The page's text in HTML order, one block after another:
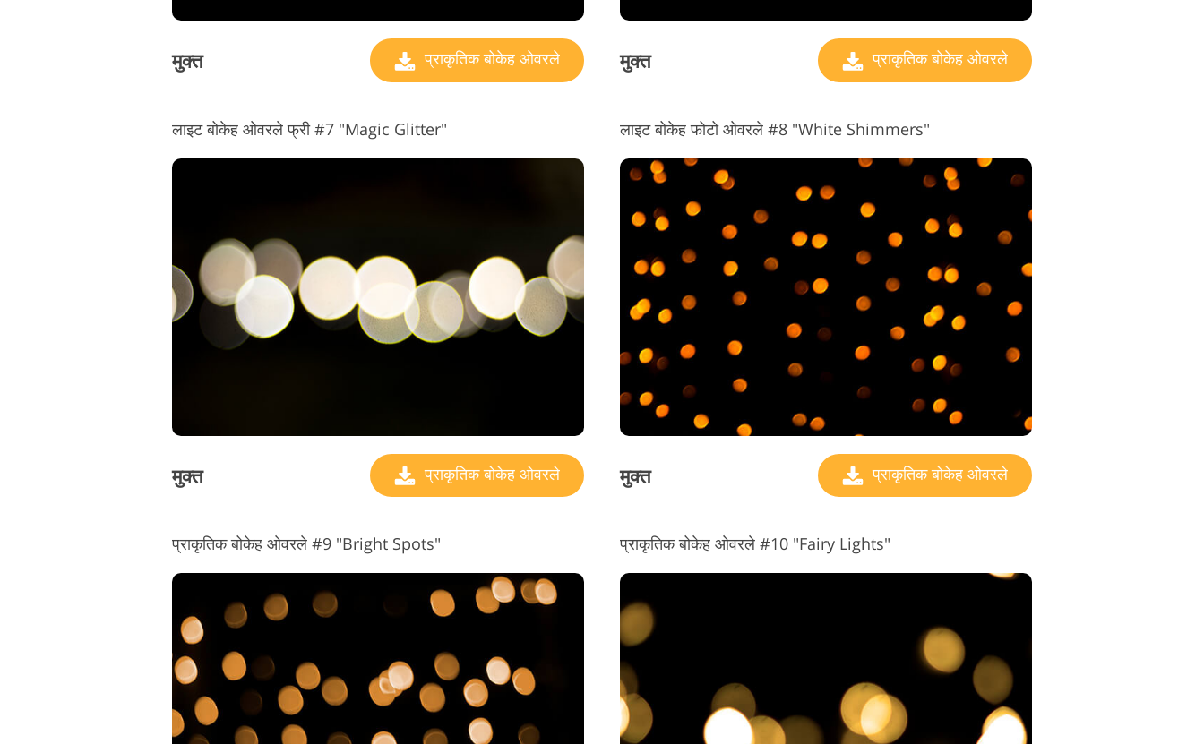
मुक्त प्राकृतिक बोकेह ओवरले मुक्त प्राकृतिक बोकेह ओवरले
लाइट बोकेह ओवरले फ्री #7 "Magic Glitter"
मुक्त प्राकृतिक बोकेह ओवरले
लाइट बोकेह फोटो ओवरले #8 "White Shimmers"
मुक्त प्राकृतिक बोकेह ओवरले
प्राकृतिक बोकेह ओवरले #9 "Bright Spots" प्राकृतिक बोकेह ओवरले #10 "Fairy Lights"